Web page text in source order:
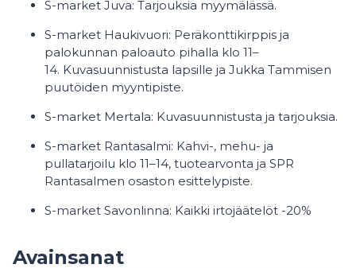
S-market Juva: Tarjouksia myymälässä.
S-market Haukivuori: Peräkonttikirppis ja
palokunnan paloauto pihalla klo 11–
14. Kuvasuunnistusta lapsille ja Jukka Tammisen
puutöiden myyntipiste.
S-market Mertala: Kuvasuunnistusta ja tarjouksia.
S-market Rantasalmi: Kahvi-, mehu- ja
pullatarjoilu klo 11–14, tuotearvonta ja SPR
Rantasalmen osaston esittelypiste.
S-market Savonlinna: Kaikki irtojäätelöt -20%
Avainsanat